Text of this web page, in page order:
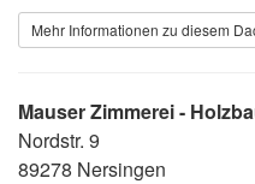
Mehr Informationen zu diesem
Mauser Zimmerei -
Nordstr. 9
89278 Nersingen